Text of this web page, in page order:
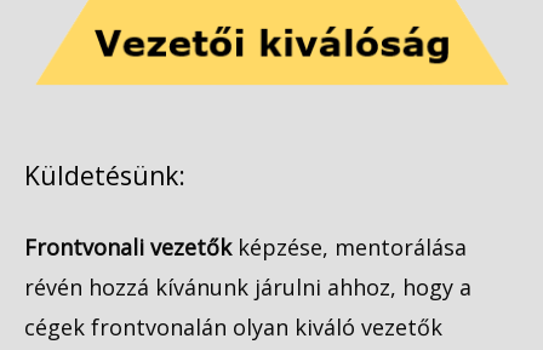
Küldetésünk:
Frontvonali vezetőkképzése, mentorálása
révén hozzá kívánunk járulni ahhoz, hogy a
cégek frontvonalán olyan kiváló vezetők